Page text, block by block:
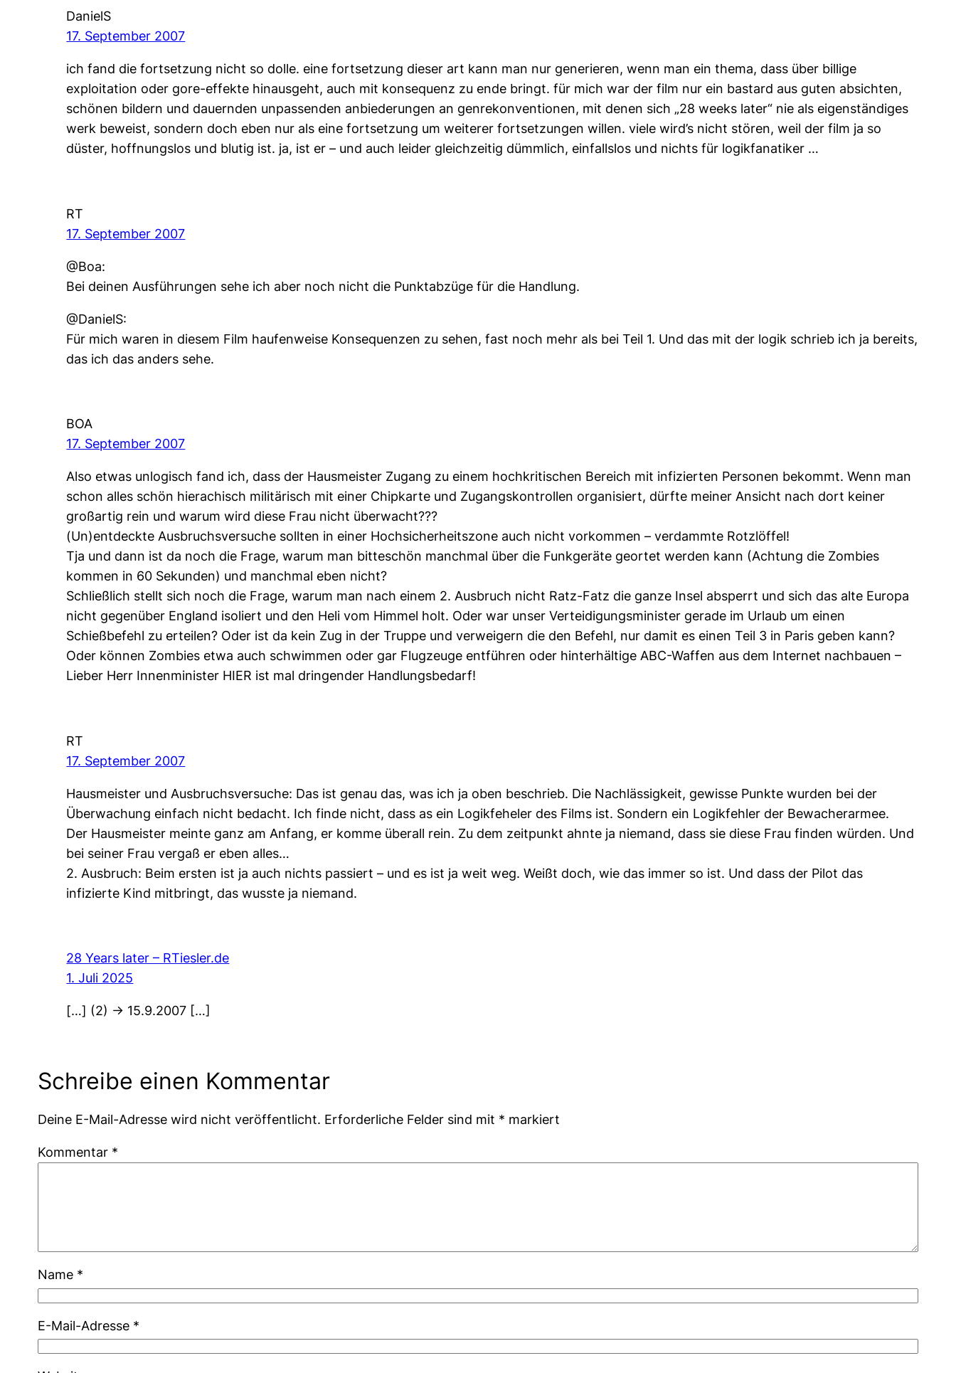
DanielS
17. September 2007
ich fand die fortsetzung nicht so dolle. eine fortsetzung dieser art kann man nur generieren, wenn man ein thema, dass über billige
exploitation oder gore-effekte hinausgeht, auch mit konsequenz zu ende bringt. für mich war der film nur ein bastard aus guten absichten,
schönen bildern und dauernden unpassenden anbiederungen an genrekonventionen, mit denen sich „28 weeks later“ nie als eigenständiges
werk beweist, sondern doch eben nur als eine fortsetzung um weiterer fortsetzungen willen. viele wird’s nicht stören, weil der film ja so
düster, hoffnungslos und blutig ist. ja, ist er – und auch leider gleichzeitig dümmlich, einfallslos und nichts für logikfanatiker …
RT
17. September 2007
@Boa:
Bei deinen Ausführungen sehe ich aber noch nicht die Punktabzüge für die Handlung.
@DanielS:
Für mich waren in diesem Film haufenweise Konsequenzen zu sehen, fast noch mehr als bei Teil 1. Und das mit der logik schrieb ich ja bereits,
das ich das anders sehe.
BOA
17. September 2007
Also etwas unlogisch fand ich, dass der Hausmeister Zugang zu einem hochkritischen Bereich mit infizierten Personen bekommt. Wenn man
schon alles schön hierachisch militärisch mit einer Chipkarte und Zugangskontrollen organisiert, dürfte meiner Ansicht nach dort keiner
großartig rein und warum wird diese Frau nicht überwacht???
(Un)entdeckte Ausbruchsversuche sollten in einer Hochsicherheitszone auch nicht vorkommen – verdammte Rotzlöffel!
Tja und dann ist da noch die Frage, warum man bitteschön manchmal über die Funkgeräte geortet werden kann (Achtung die Zombies
kommen in 60 Sekunden) und manchmal eben nicht?
Schließlich stellt sich noch die Frage, warum man nach einem 2. Ausbruch nicht Ratz-Fatz die ganze Insel absperrt und sich das alte Europa
nicht gegenüber England isoliert und den Heli vom Himmel holt. Oder war unser Verteidigungsminister gerade im Urlaub um einen
Schießbefehl zu erteilen? Oder ist da kein Zug in der Truppe und verweigern die den Befehl, nur damit es einen Teil 3 in Paris geben kann?
Oder können Zombies etwa auch schwimmen oder gar Flugzeuge entführen oder hinterhältige ABC-Waffen aus dem Internet nachbauen –
Lieber Herr Innenminister HIER ist mal dringender Handlungsbedarf!
RT
17. September 2007
Hausmeister und Ausbruchsversuche: Das ist genau das, was ich ja oben beschrieb. Die Nachlässigkeit, gewisse Punkte wurden bei der
Überwachung einfach nicht bedacht. Ich finde nicht, dass as ein Logikfeheler des Films ist. Sondern ein Logikfehler der Bewacherarmee.
Der Hausmeister meinte ganz am Anfang, er komme überall rein. Zu dem zeitpunkt ahnte ja niemand, dass sie diese Frau finden würden. Und
bei seiner Frau vergaß er eben alles…
2. Ausbruch: Beim ersten ist ja auch nichts passiert – und es ist ja weit weg. Weißt doch, wie das immer so ist. Und dass der Pilot das
infizierte Kind mitbringt, das wusste ja niemand.
28 Years later – RTiesler.de
1. Juli 2025
[…] (2) -> 15.9.2007 […]
Schreibe einen Kommentar
Deine E-Mail-Adresse wird nicht veröffentlicht. Erforderliche Felder sind mit * markiert
Kommentar *
Name *
E-Mail-Adresse *